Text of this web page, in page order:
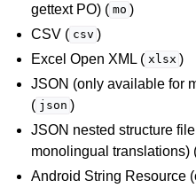
gettext PO) ( mo )
CSV ( csv )
Excel Open XML ( xlsx )
JSON (only available for
( json )
JSON nested structure
monolingual translations)
Android String Resource